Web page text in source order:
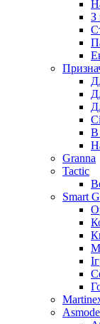
З
В
Granna
Tactic
Smart